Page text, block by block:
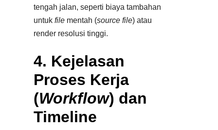
tengah jalan, seperti biaya tambahan
untuk filementah (source file) atau
render resolusi tinggi.
4. Kejelasan
Proses Kerja
(Workflow) dan
Timeline